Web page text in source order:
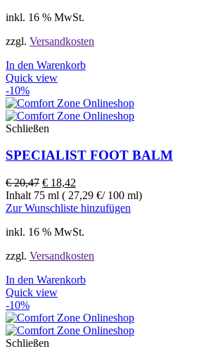
inkl. 16 % MwSt.
zzgl. Versandkosten
In den Warenkorb
Quick view
-10%
Schließen
SPECIALIST FOOT BALM
€20,47 € 18,42
Inhalt 75 ml ( 27,29 €/ 100 ml)
Zur Wunschliste hinzufügen
inkl. 16 % MwSt.
zzgl. Versandkosten
In den Warenkorb
Quick view
-10%
Schließen